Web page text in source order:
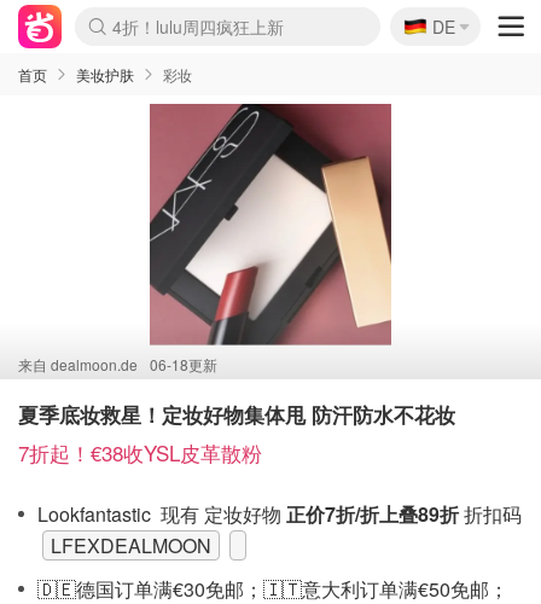
Boticinal 夏促开抢！
4折！lulu周四疯狂上新
还没结束！&OtherStories大促
Joybuy变相75折 随时失效
速领！Stanley独家85折
疑似霸哥！Camper额外叠85折
Zalando 奥莱闪促！每日更新
Moncler反季囤！5折起+叠9折
Coach Brooklyn仅€192
🇩🇪
DE
首页 美妆护肤 彩妆
来自 dealmoon.de 06-18更新
夏季底妆救星！定妆好物集体甩 防汗防水不花妆
7折起！€38收YSL皮革散粉
Lookfantastic 现有 定妆好物 正价7折/折上叠89折折扣码
LFEXDEALMOON
🇩🇪德国订单满€30免邮；🇮🇹意大利订单满€50免邮；